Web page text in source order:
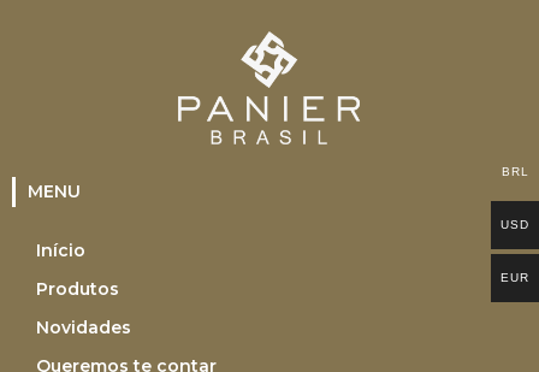
MENU
Início
Produtos
Novidades
Queremos te contar
BRL
USD
EUR